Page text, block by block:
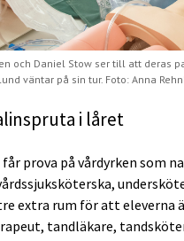
och Daniel Stow ser till att deras
väntar på sin tur. Foto: Anna
i låret
prova på vårdyrken som
extra rum för att eleverna
tandläkare,